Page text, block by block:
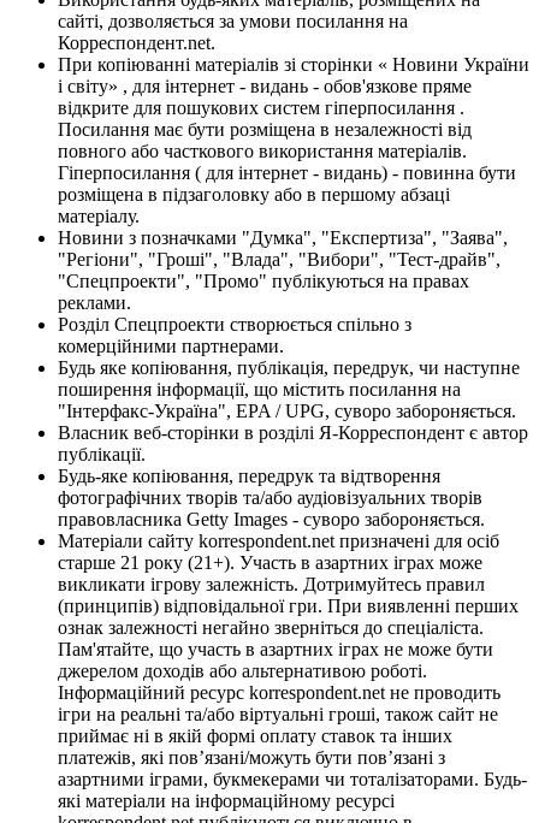
сайті, дозволяється за умови посилання на
Корреспондент.net.
При копіюванні матеріалів зі сторінки « Новини України
і світу» , для інтернет - видань - обов'язкове пряме
відкрите для пошукових систем гіперпосилання .
Посилання має бути розміщена в незалежності від
повного або часткового використання матеріалів.
Гіперпосилання ( для інтернет - видань) - повинна бути
розміщена в підзаголовку або в першому абзаці
матеріалу.
Новини з позначками "Думка", "Експертиза", "Заява",
"Регіони", "Гроші", "Влада", "Вибори", "Тест-драйв",
"Спецпроекти", "Промо" публікуються на правах
реклами.
Розділ Спецпроекти створюється спільно з
комерційними партнерами.
Будь яке копіювання, публікація, передрук, чи наступне
поширення інформації, що містить посилання на
"Інтерфакс-Україна", EPA / UPG, суворо забороняється.
Власник веб-сторінки в розділі Я-Корреспондент є автор
публікації.
Будь-яке копіювання, передрук та відтворення
фотографічних творів та/або аудіовізуальних творів
правовласника Getty Images - суворо забороняється.
Матеріали сайту korrespondent.net призначені для осіб
старше 21 року (21+). Участь в азартних іграх може
викликати ігрову залежність. Дотримуйтесь правил
(принципів) відповідальної гри. При виявленні перших
ознак залежності негайно зверніться до спеціаліста.
Пам'ятайте, що участь в азартних іграх не може бути
джерелом доходів або альтернативою роботі.
Інформаційний ресурс korrespondent.net не проводить
ігри на реальні та/або віртуальні гроші, також сайт не
приймає ні в якій формі оплату ставок та інших
платежів, які пов’язані/можуть бути пов’язані з
азартними іграми, букмекерами чи тоталізаторами. Будь-
які матеріали на інформаційному ресурсі